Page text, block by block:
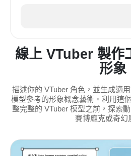
線上 VTuber 製作
形象
描述你的 VTuber 角色，並生成適
模型參考的形象概念藝術。利用這
整完整的 VTuber 模型之前，探索
賽博龐克或奇幻